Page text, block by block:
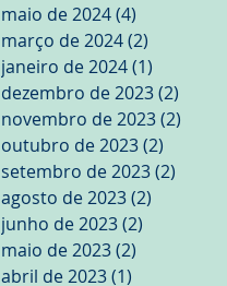
maio de 2024(4)
março de 2024(2)
janeiro de 2024(1)
dezembro de 2023(2)
novembro de 2023(2)
outubro de 2023(2)
setembro de 2023(2)
agosto de 2023(2)
junho de 2023(2)
maio de 2023(2)
abril de 2023(1)